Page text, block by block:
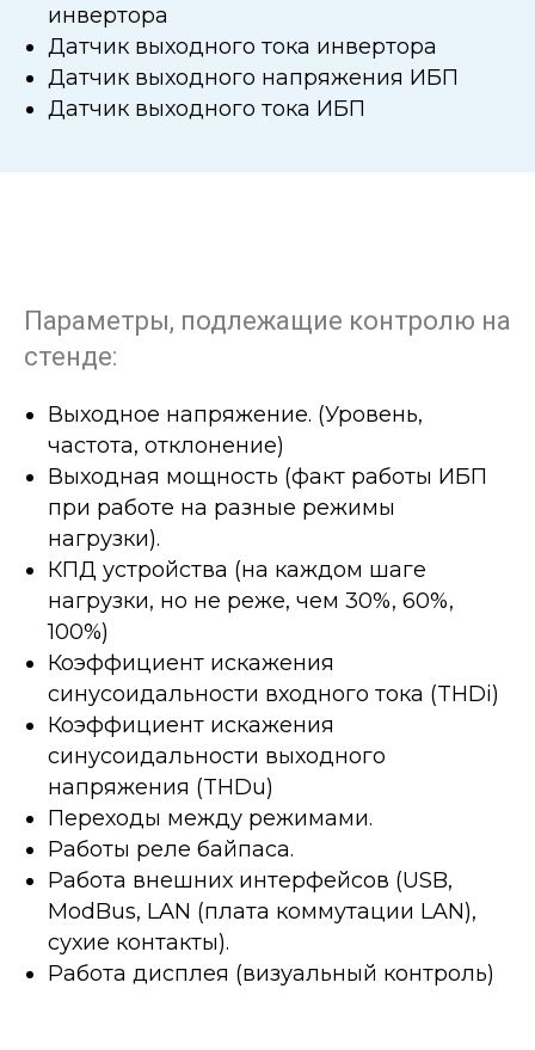
инвертора
Датчик выходного тока инвертора
Датчик выходного напряжения ИБП
Датчик выходного тока ИБП
Параметры, подлежащие контролю на
стенде:
Выходное напряжение. (Уровень,
частота, отклонение)
Выходная мощность (факт работы ИБП
при работе на разные режимы
нагрузки).
КПД устройства (на каждом шаге
нагрузки, но не реже, чем 30%, 60%,
100%)
Коэффициент искажения
синусоидальности входного тока (THDi)
Коэффициент искажения
синусоидальности выходного
напряжения (THDu)
Переходы между режимами.
Работы реле байпаса.
Работа внешних интерфейсов (USB,
ModBus, LAN (плата коммутации LAN),
сухие контакты).
Работа дисплея (визуальный контроль)